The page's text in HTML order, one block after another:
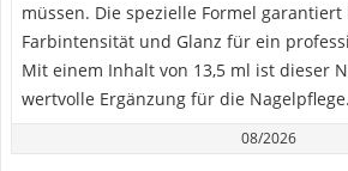
müssen. Die spezielle Formel
Farbintensität und Glanz für ein
Mit einem Inhalt von 13,5 ml ist dieser
wertvolle Ergänzung für die Nagelpflege.
08/2026